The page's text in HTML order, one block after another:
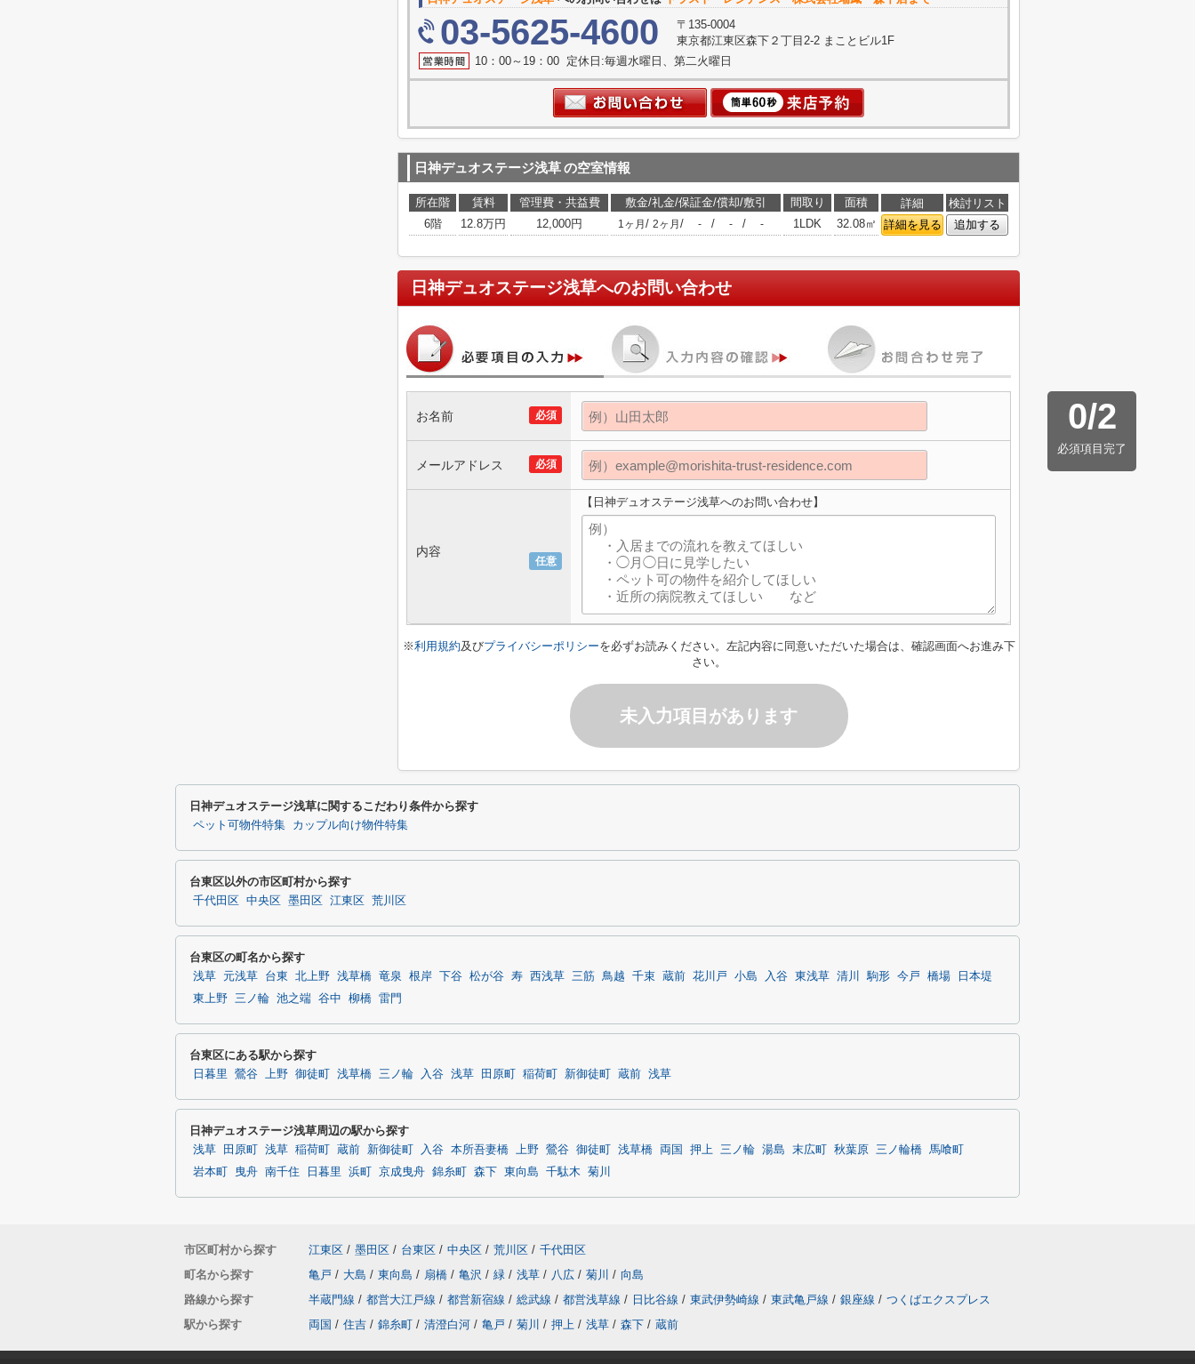
03-5625-4600
〒135-0004
東京都江東区森下２丁目2-2 まことビル1F
10：00～19：00 定休日:毎週水曜日、第二火曜日
日神デュオステージ浅草の空室情報
所在階 賃料 管理費・共益費 敷金/礼金/保証金/償却/敷引 間取り 面積 詳細
検討リスト
6階
12.8万円 12,000円 1ヶ月 / 2ヶ月 / - / - / - 1LDK 32.08㎡ 詳細を見る 追加する
日神デュオステージ浅草へのお問い合わせ
0/2
必須項目完了
必須
お名前
必須
メールアドレス
任意
内容
【日神デュオステージ浅草へのお問い合わせ】
※利用規約及びプライバシーポリシーを必ずお読みください。左記内容に同意いただいた場合は、確認画面へお進み下
さい。
未入力項目があります
日神デュオステージ浅草に関するこだわり条件から探す
ペット可物件特集 カップル向け物件特集
台東区以外の市区町村から探す
千代田区 中央区 墨田区 江東区 荒川区
台東区の町名から探す
浅草 元浅草 台東 北上野 浅草橋 竜泉 根岸 下谷 松が谷 寿 西浅草 三筋 鳥越 千束 蔵前 花川戸 小島 入谷 東浅草 清川 駒形 今戸 橋場
日本堤
東上野 三ノ輪 池之端 谷中 柳橋 雷門
台東区にある駅から探す
日暮里 鶯谷 上野 御徒町 浅草橋 三ノ輪 入谷 浅草 田原町 稲荷町 新御徒町 蔵前 浅草
日神デュオステージ浅草周辺の駅から探す
浅草 田原町 浅草 稲荷町 蔵前 新御徒町 入谷 本所吾妻橋 上野 鶯谷 御徒町 浅草橋 両国 押上 三ノ輪 湯島 末広町 秋葉原 三ノ輪橋 馬喰町
岩本町
曳舟 南千住 日暮里 浜町 京成曳舟 錦糸町 森下 東向島 千駄木 菊川
市区町村から探す 江東区 / 墨田区 / 台東区 / 中央区 / 荒川区 / 千代田区
町名から探す
亀戸 / 大島 / 東向島 / 扇橋 / 亀沢 / 緑 / 浅草 / 八広 / 菊川 / 向島
路線から探す
半蔵門線 / 都営大江戸線 / 都営新宿線 / 総武線 / 都営浅草線 / 日比谷線 / 東武伊勢崎線 / 東武亀戸線 / 銀座線 / つくばエクスプレス
駅から探す
両国 / 住吉 / 錦糸町 / 清澄白河 / 亀戸 / 菊川 / 押上 / 浅草 / 森下 / 蔵前